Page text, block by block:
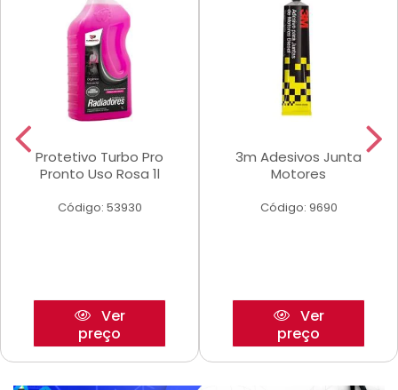
Protetivo Turbo Pro
Pronto Uso Rosa 1l
Código: 53930
Ver
preço
3m Adesivos Junta
Motores
Código: 9690
Ver
preço